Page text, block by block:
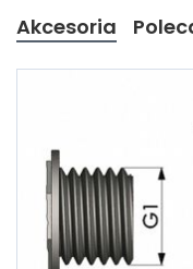
Akcesoria